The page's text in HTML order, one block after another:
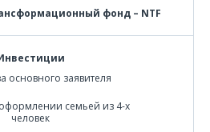
фонд – NTF
основного заявителя
семьей из 4-х
человек